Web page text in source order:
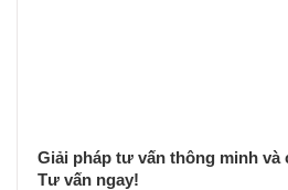
Giải pháp tư vấn thông minh và
Tư vấn ngay!